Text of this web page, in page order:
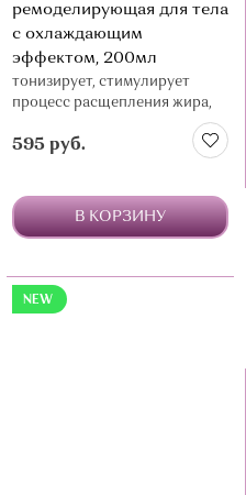
ремоделирующая для тела
с охлаждающим
эффектом, 200мл
тонизирует, стимулирует
процесс расщепления жира,
уменьшает отеки, подтягивает
595 руб.
В КОРЗИНУ
NEW